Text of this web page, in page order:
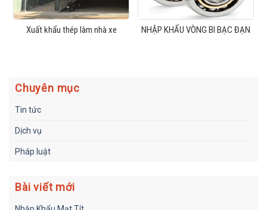
Xuất khẩu thép làm nhà xe NHẬP KHẨU VÒNG BI BẠC ĐẠN
Chuyên mục
Tin tức
Dịch vụ
Pháp luật
Bài viết mới